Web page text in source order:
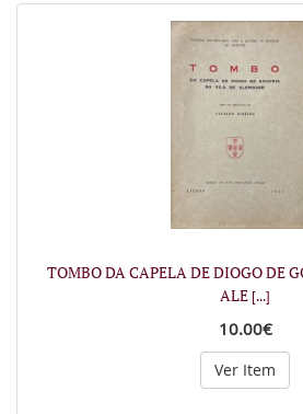
TOMBO DA CAPELA DE DIOGO DE
ALE [...]
10.00€
Ver Item